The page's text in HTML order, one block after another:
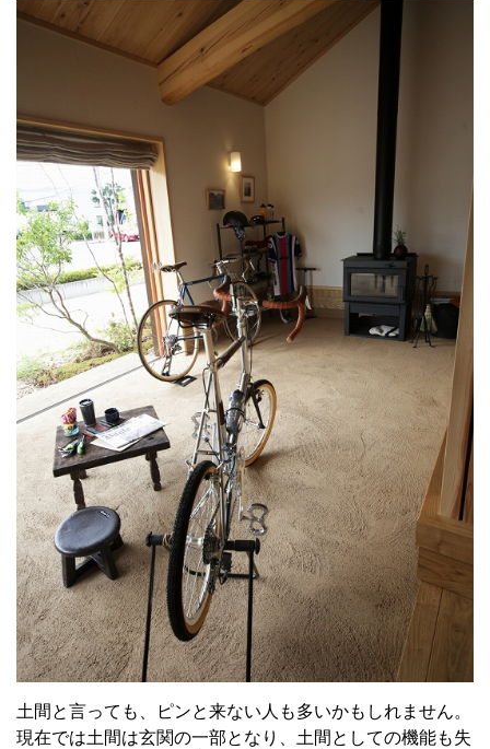
土間と言っても、ピンと来ない人も多いかもしれません。
現在では土間は玄関の一部となり、土間としての機能も失